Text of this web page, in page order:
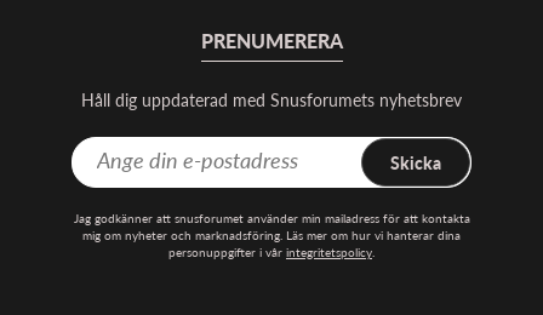
PRENUMERERA
Håll dig uppdaterad med Snusforumets nyhetsbrev
Skicka
Jag godkänner att snusforumet använder min mailadress för att kontakta
mig om nyheter och marknadsföring. Läs mer om hur vi hanterar dina
personuppgifter i vår integritetspolicy.